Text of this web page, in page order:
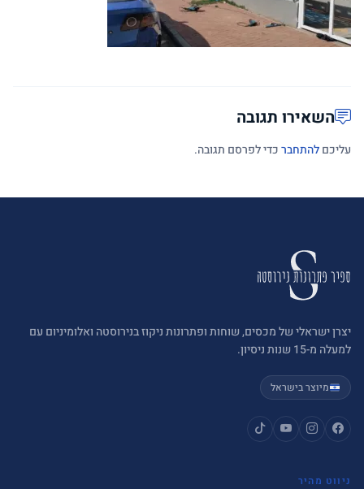
השאירו תגובה
עליכםלהתחברכדי לפרסם תגובה.
יצרן ישראלי של מכסים, שוחות ופתרונות ניקוז בנירוסטה ואלומיניום עם
למעלה מ-15 שנות ניסיון.
מיוצר בישראל
ניווט מהיר